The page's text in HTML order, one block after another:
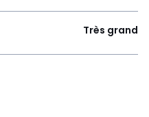
Très grand